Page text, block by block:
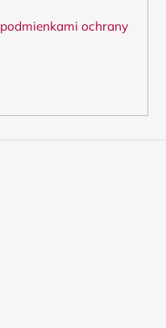
podmienkami ochrany